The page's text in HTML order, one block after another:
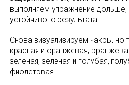
выполняем упражнение дольше,
устойчивого результата.
Снова визуализируем чакры, но
красная и оранжевая,
зеленая, зеленая и голубая,
фиолетовая.